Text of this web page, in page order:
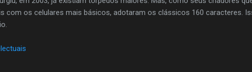
com os celulares mais básicos, adotaram os clássicos 160 caracteres.